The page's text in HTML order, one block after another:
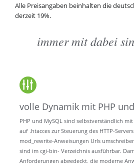
Alle Preisangaben beinhalten die
derzeit 19%.
immer mit dabei
volle Dynamik mit PHP
PHP und MySQL sind selbstverständlich
auf .htacces zur Steuerung des HTTP-
mod_rewrite-Anweisungen Urls
sind im cgi-bin- Verzeichnis ausführbar.
Anforderungen abgedeckt, die moderne